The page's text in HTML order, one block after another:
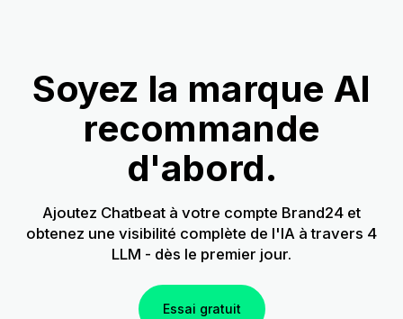
Soyez la marque AI
recommande
d'abord.
Ajoutez Chatbeat à votre compte Brand24 et
obtenez une visibilité complète de l'IA à travers 4
LLM - dès le premier jour.
Essai gratuit